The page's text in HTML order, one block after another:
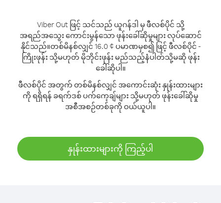
Viber Out ဖြင့် သင်သည် ယူဂန်ဒါ မှ ဖီလစ်ပိုင် သို့
အရည်အသွေး ကောင်းမွန်သော ဖုန်းခေါ်ဆိုမှုများ လုပ်ဆောင်
နိုင်သည်။တစ်မိနစ်လျှင် 16.0 ¢ ပမာဏမှစ၍ ဖြင့် ဖီလစ်ပိုင် -
ကြိုးဖုန်း သို့မဟုတ် မိုဘိုင်းဖုန်း မည်သည့်နံပါတ်သို့မဆို ဖုန်း
ခေါ်ဆိုပါ။
ဖီလစ်ပိုင် အတွက် တစ်မိနစ်လျှင် အကောင်းဆုံး နှုန်းထားများ
ကို ရရှိရန် ခရက်ဒစ် ပက်ကေ့ချ်များ သို့မဟုတ် ဖုန်းခေါ်ဆိုမှု
အစီအစဉ်တစ်ခုကို ဝယ်ယူပါ။
နှုန်းထားများကို ကြည့်ပါ